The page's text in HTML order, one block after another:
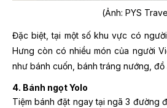
(Ảnh: PYS
Đặc biệt, tại một số khu vực có
Hưng còn có nhiều món của người
như bánh cuốn, bánh tráng nướng, đồ
4. Bánh ngọt Yolo
Tiệm bánh đặt ngay tại ngã 3 đường